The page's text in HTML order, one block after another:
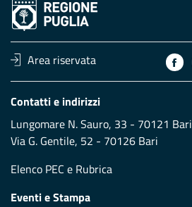
Area riservata
Contatti e indirizzi
Lungomare N. Sauro, 33 - 70121 Bari
Via G. Gentile, 52 - 70126 Bari
Elenco PEC e Rubrica
Eventi e Stampa